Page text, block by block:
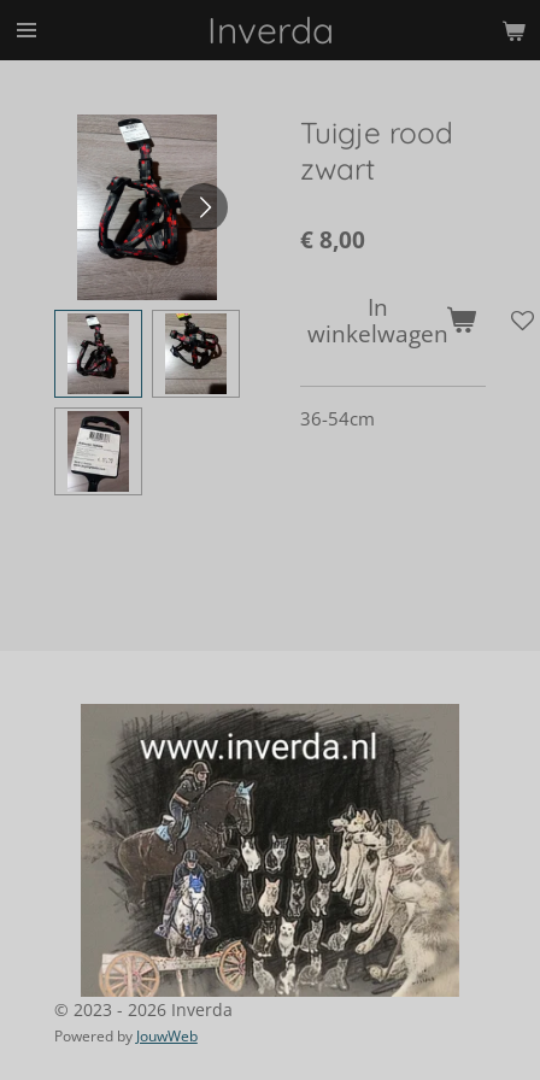
Ga
hoofdinhoud
Inverda
Tuigje rood
zwart
€ 8,00
In
winkelwagen
36-54cm
© 2023 - 2026 Inverda
Powered by JouwWeb